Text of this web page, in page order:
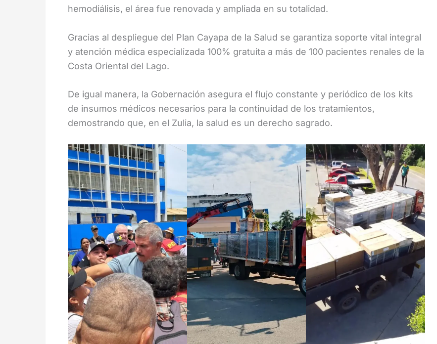
hemodiálisis, el área fue renovada y ampliada en su totalidad.
Gracias al despliegue del Plan Cayapa de la Salud se garantiza soporte vital integral
y atención médica especializada 100% gratuita a más de 100 pacientes renales de la
Costa Oriental del Lago.
De igual manera, la Gobernación asegura el flujo constante y periódico de los kits
de insumos médicos necesarios para la continuidad de los tratamientos,
demostrando que, en el Zulia, la salud es un derecho sagrado.